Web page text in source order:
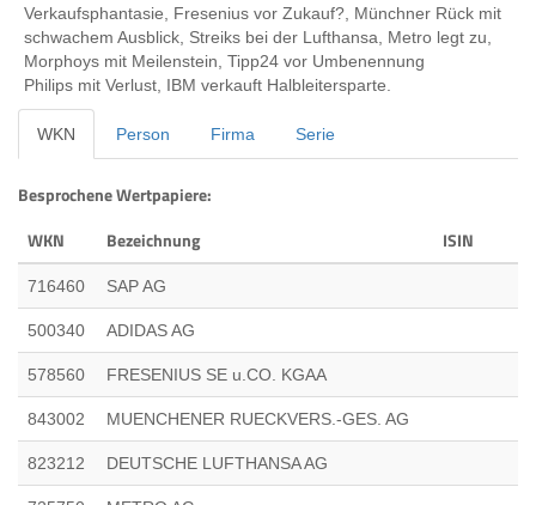
Verkaufsphantasie, Fresenius vor Zukauf?, Münchner Rück mit
schwachem Ausblick, Streiks bei der Lufthansa, Metro legt zu,
Morphoys mit Meilenstein, Tipp24 vor Umbenennung
Philips mit Verlust, IBM verkauft Halbleitersparte.
WKN Person Firma Serie
Besprochene Wertpapiere:
WKN
Bezeichnung ISIN
716460 SAP AG
500340 ADIDAS AG
578560 FRESENIUS SE u.CO. KGAA
843002 MUENCHENER RUECKVERS.-GES. AG
823212 DEUTSCHE LUFTHANSA AG